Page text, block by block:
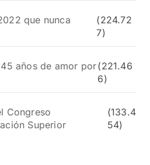
que nunca
(224.72
7)
años de amor por(221.46
6)
Congreso
Superior
(133.4
54)